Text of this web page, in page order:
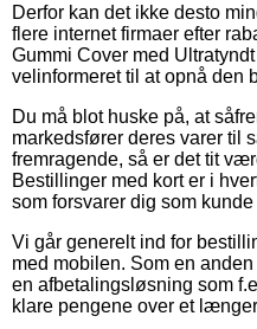
Derfor kan det ikke desto
flere internet firmaer efter
Gummi Cover med
velinformeret til at opnå den
Du må blot huske på, at
markedsfører deres varer til
fremragende, så er det tit
Bestillinger med kort er i
som forsvarer dig som
Vi går generelt ind for
med mobilen. Som en
en afbetalingsløsning som
klare pengene over et